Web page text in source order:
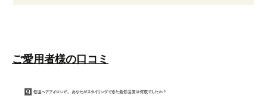
ご愛用者様の口コミ